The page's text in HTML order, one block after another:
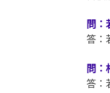
問：
答：
問：
答：